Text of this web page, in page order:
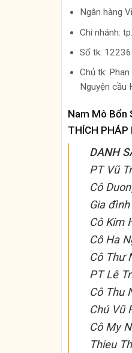
Ngân hàng
Chi nhánh:
Số tk:
Chủ tk:
Nguyện cầu
Nam Mô Bổn
THÍCH PHÁP
DANH
PT Vũ
Cô
Gia
Cô Kim
Cô Ha
Cô Thư
PT Lê
Cô Thu
Chú Vũ
Cô My
Thieu